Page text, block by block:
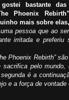
gostei bastante
Phoenix
mais sobre
pessoa que ao
irritada e
Phoenix Rebirth”
sacrifica pelo
é a
e a força de vontade